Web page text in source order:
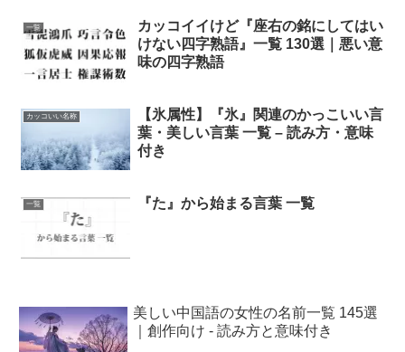
一覧
カッコイイけど『座右の銘にしてはい
けない四字熟語』一覧 130選｜悪い意
味の四字熟語
カッコいい名称
【氷属性】『氷』関連のかっこいい言
葉・美しい言葉 一覧 – 読み方・意味
付き
一覧 『た』から始まる言葉 一覧
美しい中国語の女性の名前一覧 145選
｜創作向け - 読み方と意味付き